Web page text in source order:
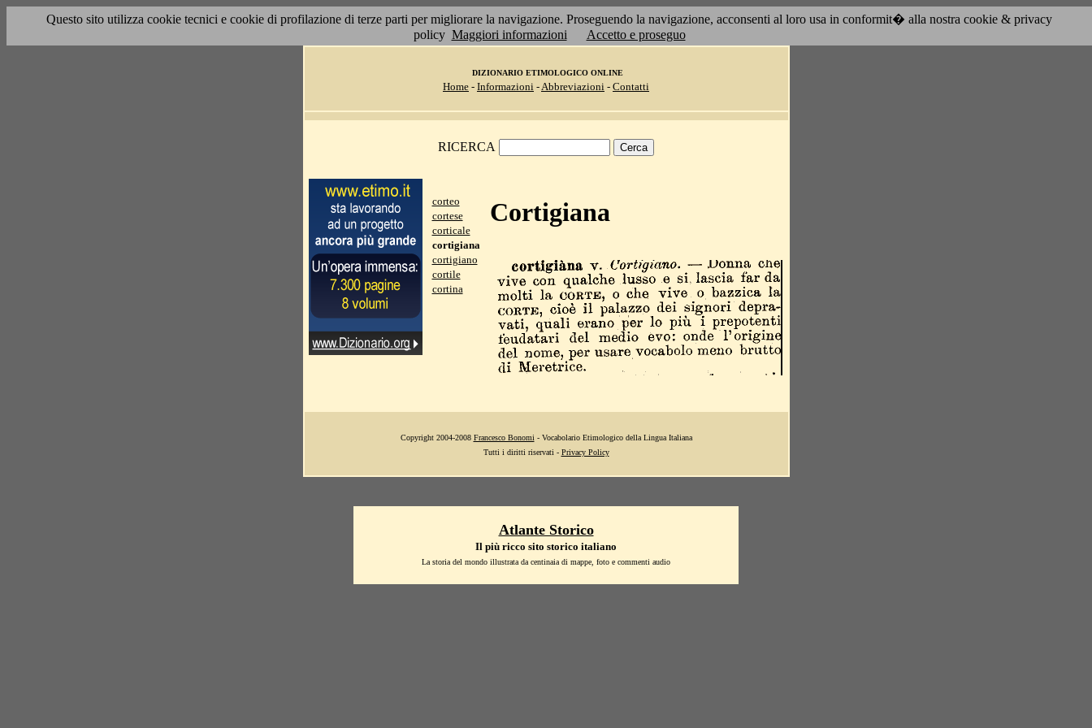
Questo sito utilizza cookie tecnici e cookie di profilazione di terze parti per migliorare la navigazione. Proseguendo la navigazione, acconsenti al loro usa in conformit� alla nostra cookie & privacy
policy Maggiori informazioni Accetto e proseguo
DIZIONARIO ETIMOLOGICO ONLINE
Home - Informazioni -Abbreviazioni - Contatti
RICERCA
corteo
cortese
corticale
cortigiana
cortigiano
cortile
cortina
Cortigiana
Copyright 2004-2008 Francesco Bonomi - Vocabolario Etimologico della Lingua Italiana
Tutti i diritti riservati - Privacy Policy
Atlante Storico
Il più ricco sito storico italiano
La storia del mondo illustrata da centinaia di mappe, foto e commenti audio